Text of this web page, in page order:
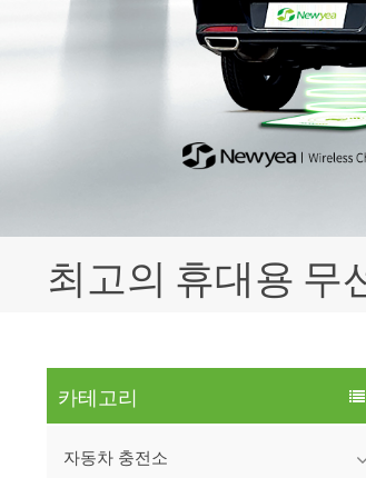
최고의 휴대용 무
카테고리
자동차 충전소